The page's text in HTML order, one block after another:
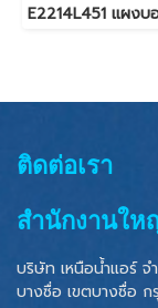
ติดต่อเรา
สำนักงานให
บริษัท เหนือน้ำแอร์
บางซื่อ เขตบางซื่อ ก